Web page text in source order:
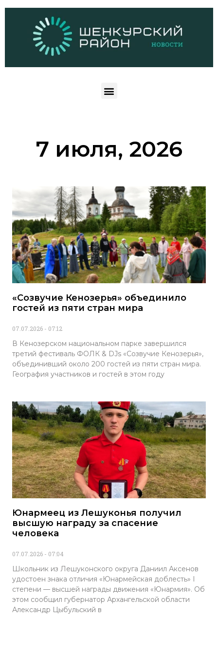
7 июля, 2026
«Созвучие Кенозерья» объединило
гостей из пяти стран мира
07.07.2026 07:12
В Кенозерском национальном парке завершился
третий фестиваль ФОЛК & DJs «Созвучие Кенозерья»,
объединивший около 200 гостей из пяти стран мира.
География участников и гостей в этом году
Юнармеец из Лешуконья получил
высшую награду за спасение
человека
07.07.2026 07:04
Школьник из Лешуконского округа Даниил Аксенов
удостоен знака отличия «Юнармейская доблесть» I
степени — высшей награды движения «Юнармия». Об
этом сообщил губернатор Архангельской области
Александр Цыбульский в